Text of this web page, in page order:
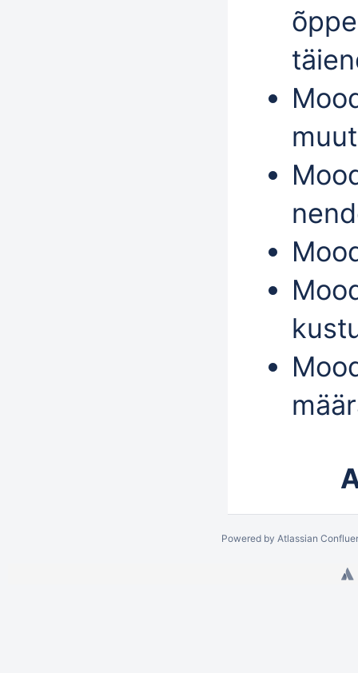
Powered by Atlassian